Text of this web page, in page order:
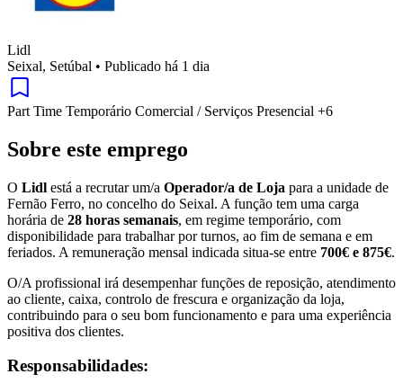
Lidl
Seixal, Setúbal • Publicado há 1 dia
Part Time Temporário Comercial / Serviços Presencial +6
Sobre este emprego
O Lidl está a recrutar um/a Operador/a de Loja para a unidade de
Fernão Ferro, no concelho do Seixal. A função tem uma carga
horária de 28 horas semanais, em regime temporário, com
disponibilidade para trabalhar por turnos, ao fim de semana e em
feriados. A remuneração mensal indicada situa-se entre 700€ e 875€.
O/A profissional irá desempenhar funções de reposição, atendimento
ao cliente, caixa, controlo de frescura e organização da loja,
contribuindo para o seu bom funcionamento e para uma experiência
positiva dos clientes.
Responsabilidades: